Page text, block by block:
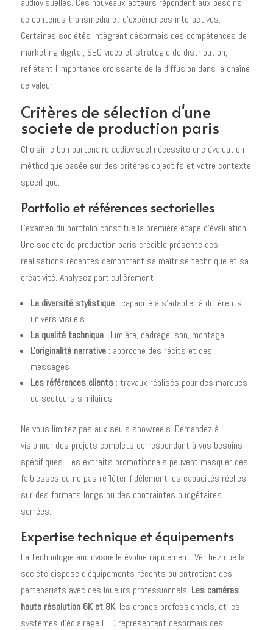
audiovisuelles. Ces nouveaux acteurs répondent aux besoins
de contenus transmedia et d'expériences interactives.
Certaines sociétés intègrent désormais des compétences de
marketing digital, SEO vidéo et stratégie de distribution,
reflétant l'importance croissante de la diffusion dans la chaîne
de valeur.
Critères de sélection d'une
societe de production paris
Choisir le bon partenaire audiovisuel nécessite une évaluation
méthodique basée sur des critères objectifs et votre contexte
spécifique.
Portfolio et références sectorielles
L'examen du portfolio constitue la première étape d'évaluation.
Une societe de production paris crédible présente des
réalisations récentes démontrant sa maîtrise technique et sa
créativité. Analysez particulièrement :
La diversité stylistique: capacité à s'adapter à différents
univers visuels
La qualité technique: lumière, cadrage, son, montage
L'originalité narrative: approche des récits et des
messages
Les références clients: travaux réalisés pour des marques
ou secteurs similaires
Ne vous limitez pas aux seuls showreels. Demandez à
visionner des projets complets correspondant à vos besoins
spécifiques. Les extraits promotionnels peuvent masquer des
faiblesses ou ne pas refléter fidèlement les capacités réelles
sur des formats longs ou des contraintes budgétaires
serrées.
Expertise technique et équipements
La technologie audiovisuelle évolue rapidement. Vérifiez que la
société dispose d'équipements récents ou entretient des
partenariats avec des loueurs professionnels. Les caméras
haute résolution 6K et 8K, les drones professionnels, et les
systèmes d'éclairage LED représentent désormais des